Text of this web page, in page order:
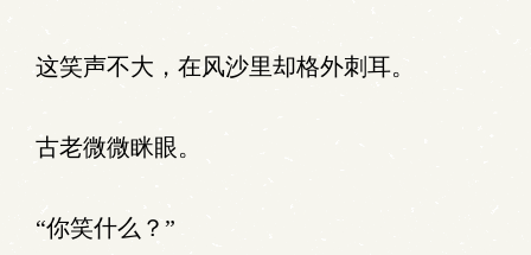
这笑声不大，在风沙里却格外刺耳。
古老微微眯眼。
“你笑什么？”